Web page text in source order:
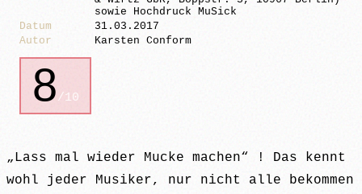
sowie Hochdruck MuSick
Datum
31.03.2017
Autor
Karsten Conform
8/10
„Lass mal wieder Mucke machen“ ! Das kennt
wohl jeder Musiker, nur nicht alle bekommen